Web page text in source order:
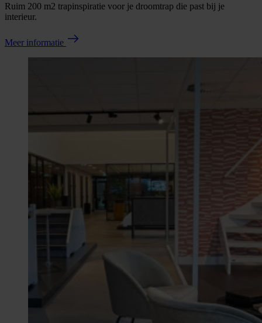
Ruim 200 m2 trapinspiratie voor je droomtrap die past bij je
interieur.
Meer informatie